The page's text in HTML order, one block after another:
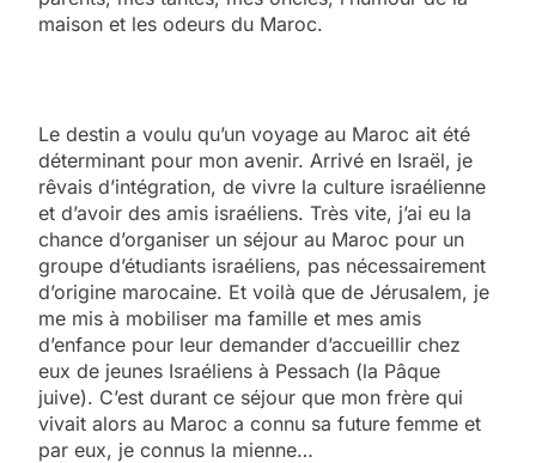
maison et les odeurs du Maroc.
Le destin a voulu qu’un voyage au Maroc ait été
déterminant pour mon avenir. Arrivé en Israël, je
rêvais d’intégration, de vivre la culture israélienne
et d’avoir des amis israéliens. Très vite, j’ai eu la
chance d’organiser un séjour au Maroc pour un
groupe d’étudiants israéliens, pas nécessairement
d’origine marocaine. Et voilà que de Jérusalem, je
me mis à mobiliser ma famille et mes amis
d’enfance pour leur demander d’accueillir chez
eux de jeunes Israéliens à Pessach (la Pâque
juive). C’est durant ce séjour que mon frère qui
vivait alors au Maroc a connu sa future femme et
par eux, je connus la mienne…